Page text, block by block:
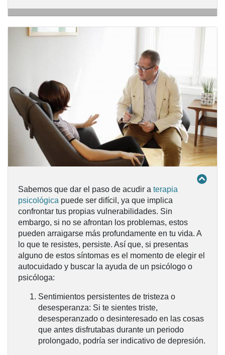
Sabemos que dar el paso de acudir a terapia
psicológica puede ser difícil , ya que implica
confrontar tus propias vulnerabilidades. Sin
embargo, si no se afrontan los problemas, estos
pueden arraigarse más profundamente en tu vida. A
lo que te resistes, persiste. Así que, si presentas
alguno de estos síntomas es el momento de elegir el
autocuidado y buscar la ayuda de un psicólogo o
psicóloga:
Sentimientos persistentes de tristeza o
desesperanza: Si te sientes triste,
desesperanzado o desinteresado en las cosas
que antes disfrutabas durante un periodo
prolongado, podría ser indicativo de depresión.